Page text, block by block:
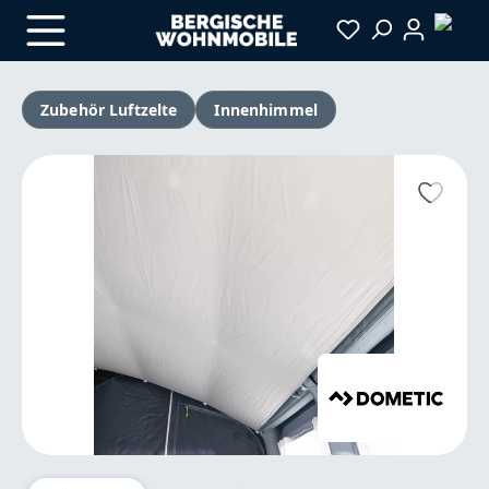
Zum Hauptinhalt springen
Zubehör Luftzelte
Innenhimmel
Bildergalerie überspringen